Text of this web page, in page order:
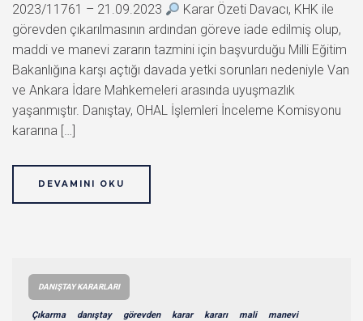
2023/11761 – 21.09.2023
Karar Özeti Davacı, KHK ile
görevden çıkarılmasının ardından göreve iade edilmiş olup,
maddi ve manevi zararın tazmini için başvurduğu Milli Eğitim
Bakanlığına karşı açtığı davada yetki sorunları nedeniyle Van
ve Ankara İdare Mahkemeleri arasında uyuşmazlık
yaşanmıştır. Danıştay, OHAL İşlemleri İnceleme Komisyonu
kararına […]
DEVAMINI OKU
DANIŞTAY KARARLARI
Çıkarma danıştay görevden karar kararı mali manevi